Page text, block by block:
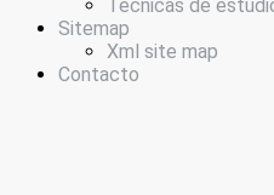
Técnicas de
Sitemap
Xml site map
Contacto